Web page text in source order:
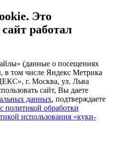
Это
работал
(данные о посещениях
в том числе Яндекс Метрика
г. Москва, ул. Льва
сайт, Вы даете
данных, подтверждаете
политикой обработки
использования «куки-